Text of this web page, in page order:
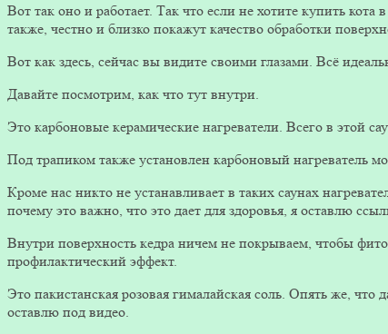
Вот так оно и работает. Так что если не хотите купить
также, честно и близко покажут качество обработки
Вот как здесь, сейчас вы видите своими глазами. Всё
Давайте посмотрим, как что тут внутри.
Это карбоновые керамические нагреватели. Всего в этой
Под трапиком также установлен карбоновый нагреватель
Кроме нас никто не устанавливает в таких саунах
почему это важно, что это дает для здоровья, я оставлю
Внутри поверхность кедра ничем не покрываем, чтобы
профилактический эффект.
Это пакистанская розовая гималайская соль. Опять же, что
оставлю под видео.